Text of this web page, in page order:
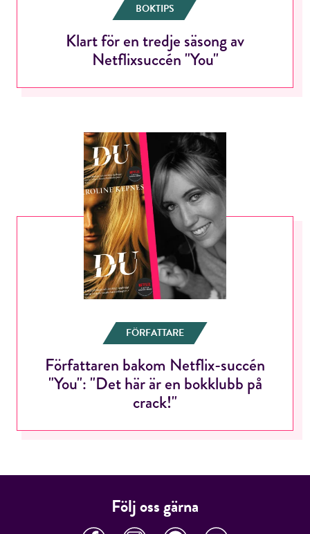
RÖSTA
Jag accepterar villkoren.
RÖSTA
ÅNGRA OCH STÄNG
BOKTIPS
Klart för en tredje säsong av
Netflixsuccén "You"
FÖRFATTARE
Författaren bakom Netflix-succén
"You": "Det här är en bokklubb på
crack!"
Följ oss gärna